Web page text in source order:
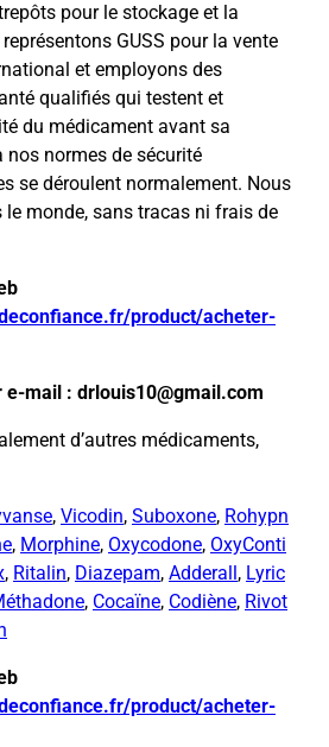
pour le stockage et la
GUSS pour la vente
et employons des
qualifiés qui testent et
du médicament avant sa
normes de sécurité
se déroulent normalement. Nous
le monde, sans tracas ni frais de
product/acheter-
e-mail : drlouis10@gmail.com
d’autres médicaments,
, Vicodin, Suboxone, Rohypn
, Morphine, Oxycodone, OxyConti
, Ritalin, Diazepam, Adderall , Lyric
, Cocaïne, Codiène, Rivot
product/acheter-